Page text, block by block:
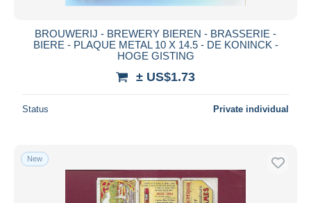
BROUWERIJ - BREWERY BIEREN - BRASSERIE -
BIERE - PLAQUE METAL 10 X 14.5 - DE KONINCK -
HOGE GISTING
± US$1.73
Status Private individual
New